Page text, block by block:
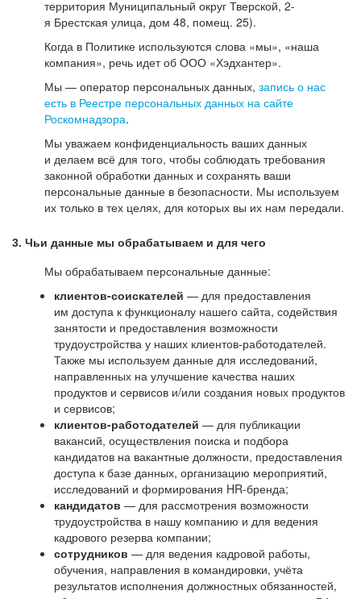
территория Муниципальный округ Тверской, 2-
я Брестская улица, дом 48, помещ. 25).
Когда в Политике используются слова «мы», «наша
компания», речь идет об ООО «Хэдхантер».
Мы — оператор персональных данных, запись о нас
есть в Реестре персональных данных на сайте
Роскомнадзора.
Мы уважаем конфиденциальность ваших данных
и делаем всё для того, чтобы соблюдать требования
законной обработки данных и сохранять ваши
персональные данные в безопасности. Мы используем
их только в тех целях, для которых вы их нам передали.
3. Чьи данные мы обрабатываем и для чего
Мы обрабатываем персональные данные:
клиентов-соискателей — для предоставления
им доступа к функционалу нашего сайта, содействия
занятости и предоставления возможности
трудоустройства у наших клиентов-работодателей.
Также мы используем данные для исследований,
направленных на улучшение качества наших
продуктов и сервисов и/или создания новых продуктов
и сервисов;
клиентов-работодателей — для публикации
вакансий, осуществления поиска и подбора
кандидатов на вакантные должности, предоставления
доступа к базе данных, организацию мероприятий,
исследований и формирования HR-бренда;
кандидатов — для рассмотрения возможности
трудоустройства в нашу компанию и для ведения
кадрового резерва компании;
сотрудников — для ведения кадровой работы,
обучения, направления в командировки, учёта
результатов исполнения должностных обязанностей,